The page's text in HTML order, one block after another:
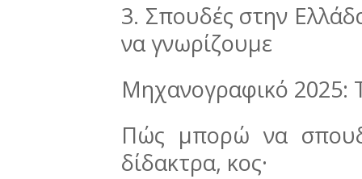
3. Σπουδές στην
να γνωρίζουμε
Μηχανογραφικό 2025:
Πώς μπορώ να
δίδακτρα, κος·